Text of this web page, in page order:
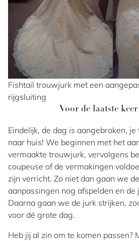
Fishtail trouwjurk met een
rijgsluiting
Voor de laatste keer
Eindelijk, de dag is aangebroken,
naar huis! We beginnen met het
vermaakte trouwjurk, vervolgens
coupeuse of de vermakingen
zijn verricht. Zo niet dan gaan we
aanpassingen nog afspelden en de
Daarna gaan we de jurk strijken,
voor dé grote dag.
Heb jij al zin om te komen passen?